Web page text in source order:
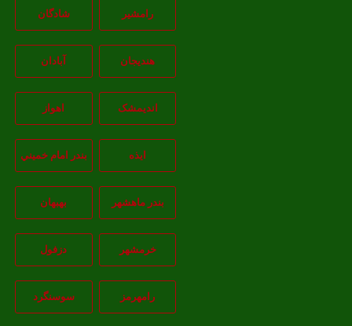
رامشیر شادگان
هندیجان
انديمشک
بندر امام خميني
بندر ماهشهر بهبهان
خرمشهر دزفول
رامهرمز سوسنگرد